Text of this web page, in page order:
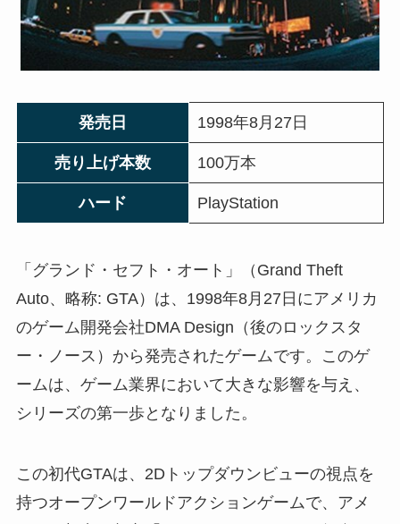
発売日 1998年8月27日
売り上げ本数 100万本
ハード PlayStation
「グランド・セフト・オート」（Grand Theft
Auto、略称: GTA）は、1998年8月27日にアメリカ
のゲーム開発会社DMA Design（後のロックスタ
ー・ノース）から発売されたゲームです。このゲ
ームは、ゲーム業界において大きな影響を与え、
シリーズの第一歩となりました。
この初代GTAは、2Dトップダウンビューの視点を
持つオープンワールドアクションゲームで、アメ